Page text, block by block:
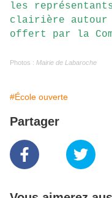
les
clairière autour
offert par la
Photos : Mairie de Labaroche
#École ouverte
Partager